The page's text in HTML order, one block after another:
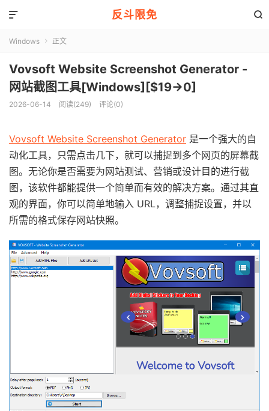
反斗限免 

Windows  正文
Vovsoft Website Screenshot Generator -
网站截图工具[Windows][$19→0]
2026-06-14 阅读(249) 评论(0)
Vovsoft Website Screenshot Generator 是一个强大的自
动化工具，只需点击几下，就可以捕捉到多个网页的屏幕截
图。无论你是否需要为网站测试、营销或设计目的进行截
图，该软件都能提供一个简单而有效的解决方案。通过其直
观的界面，你可以简单地输入 URL，调整捕捉设置，并以
所需的格式保存网站快照。